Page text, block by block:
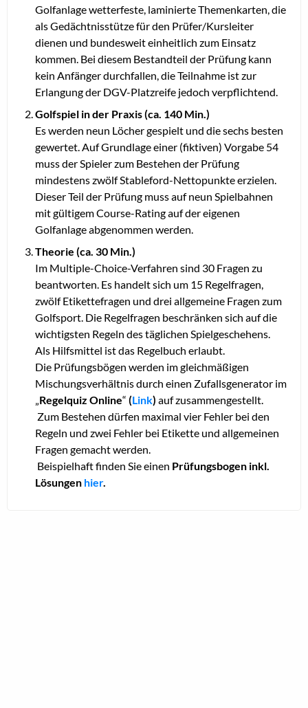
Golfanlage wetterfeste, laminierte Themenkarten, die
als Gedächtnisstütze für den Prüfer/Kursleiter
dienen und bundesweit einheitlich zum Einsatz
kommen. Bei diesem Bestandteil der Prüfung kann
kein Anfänger durchfallen, die Teilnahme ist zur
Erlangung der DGV-Platzreife jedoch verpflichtend.
Golfspiel in der Praxis (ca. 140 Min.)
Es werden neun Löcher gespielt und die sechs besten
gewertet. Auf Grundlage einer (fiktiven) Vorgabe 54
muss der Spieler zum Bestehen der Prüfung
mindestens zwölf Stableford-Nettopunkte erzielen.
Dieser Teil der Prüfung muss auf neun Spielbahnen
mit gültigem Course-Rating auf der eigenen
Golfanlage abgenommen werden.
Theorie (ca. 30 Min.)
Im Multiple-Choice-Verfahren sind 30 Fragen zu
beantworten. Es handelt sich um 15 Regelfragen,
zwölf Etikettefragen und drei allgemeine Fragen zum
Golfsport. Die Regelfragen beschränken sich auf die
wichtigsten Regeln des täglichen Spielgeschehens.
Als Hilfsmittel ist das Regelbuch erlaubt.
Die Prüfungsbögen werden im gleichmäßigen
Mischungsverhältnis durch einen Zufallsgenerator im
„Regelquiz Online“ (Link) auf zusammengestellt.
Zum Bestehen dürfen maximal vier Fehler bei den
Regeln und zwei Fehler bei Etikette und allgemeinen
Fragen gemacht werden.
Beispielhaft finden Sie einen Prüfungsbogen inkl.
Lösungen hier.